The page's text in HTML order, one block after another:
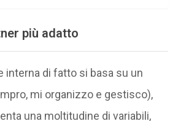
più adatto
interna di fatto si basa su un
mi organizzo e gestisco),
una moltitudine di variabili,